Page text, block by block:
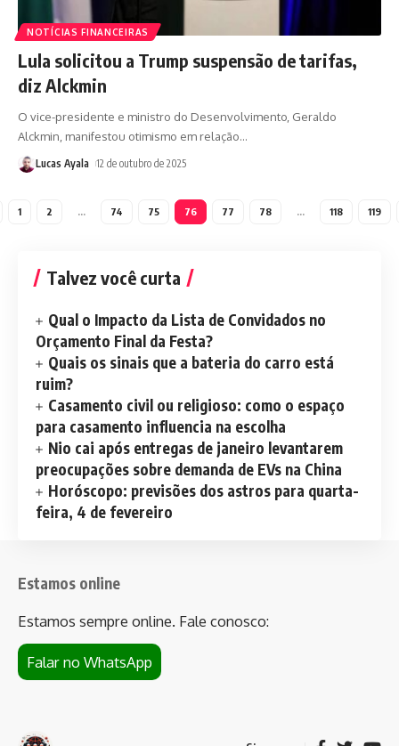
NOTÍCIAS FINANCEIRAS
Lula solicitou a Trump suspensão de tarifas,
diz Alckmin
O vice-presidente e ministro do Desenvolvimento, Geraldo
Alckmin, manifestou otimismo em relação…
Lucas Ayala 12 de outubro de 2025
1 2 … 74 75 76 77 78 … 118 119
Talvez você curta
Qual o Impacto da Lista de Convidados no
Orçamento Final da Festa?
Quais os sinais que a bateria do carro está
ruim?
Casamento civil ou religioso: como o espaço
para casamento influencia na escolha
Nio cai após entregas de janeiro levantarem
preocupações sobre demanda de EVs na China
Horóscopo: previsões dos astros para quarta-
feira, 4 de fevereiro
Estamos online
Estamos sempre online. Fale conosco:
Falar no WhatsApp